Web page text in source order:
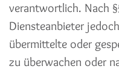
verantwortlich. Nach
Diensteanbieter
übermittelte oder
zu überwachen oder